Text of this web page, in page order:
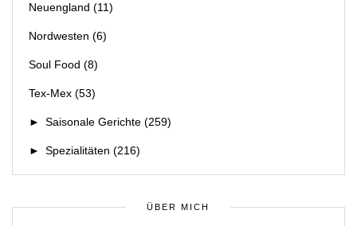
Neuengland (11)
Nordwesten (6)
Soul Food (8)
Tex-Mex (53)
► Saisonale Gerichte (259)
► Spezialitäten (216)
ÜBER MICH